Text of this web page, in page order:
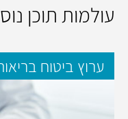
עולמות תוכן
ערוץ ביטוח